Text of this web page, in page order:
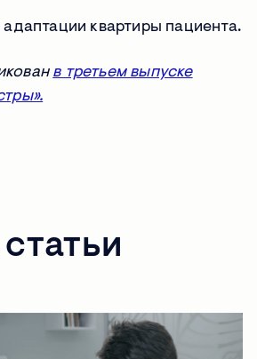
адаптации квартиры пациента.
в третьем выпуске